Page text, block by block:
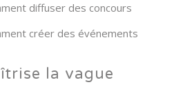
diffuser des concours
créer des événements
la vague